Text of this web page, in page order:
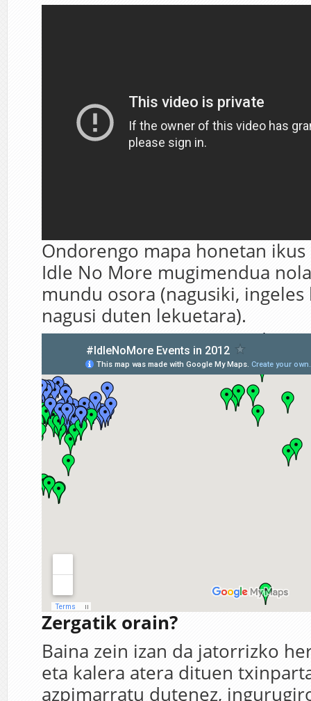
Ondorengo mapa honetan
Idle No More mugimendua
mundu osora (nagusiki, ingeles
nagusi duten lekuetara).
Zergatik orain?
Baina zein izan da jatorrizko
eta kalera atera dituen
azpimarratu dutenez,